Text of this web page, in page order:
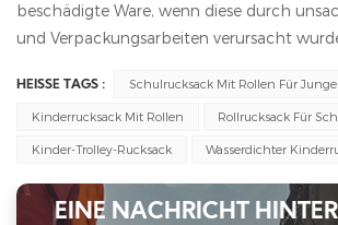
beschädigte Ware, wenn diese durch
und Verpackungsarbeiten verursacht
HEISSE TAGS : Schulrucksack Mit Rollen Für
Kinderrucksack Mit Rollen Rollrucksack Für
Kinder-Trolley-Rucksack Wasserdichter
EINE NACHRICHT